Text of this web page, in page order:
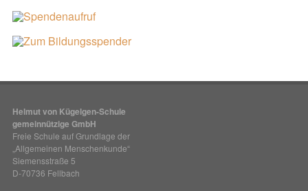
Helmut von Kügelgen-Schule
gemeinnützige GmbH
Freie Schule auf Grundlage der
„Allgemeinen Menschenkunde“
Siemensstraße 5
D-70736 Fellbach